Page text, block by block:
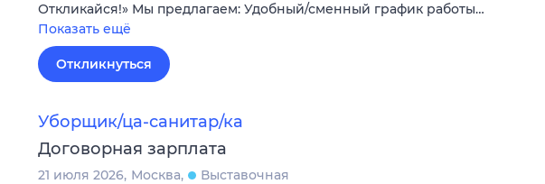
Откликайся!» Мы предлагаем: Удобный/сменный график работы…
Показать ещё
Откликнуться
Уборщик/ца-санитар/ка
Договорная зарплата
21 июля 2026 Москва
Выставочная